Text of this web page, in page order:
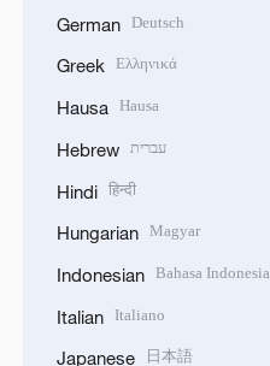
German Deutsch
Greek Ελληνικά
Hausa Hausa
Hebrew עברית
Hindi हिन्दी
Hungarian Magyar
Indonesian Bahasa Indonesia
Italian Italiano
Japanese 日本語